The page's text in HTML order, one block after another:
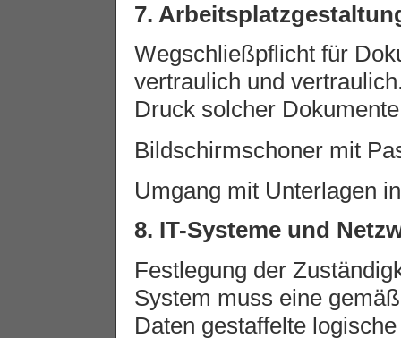
7.
Wegschließpflicht für
vertraulich und
Druck solcher
Bildschirmschoner mit
Umgang mit Unterlagen
8. IT-Systeme und
Festlegung der
System muss eine
Daten gestaffelte